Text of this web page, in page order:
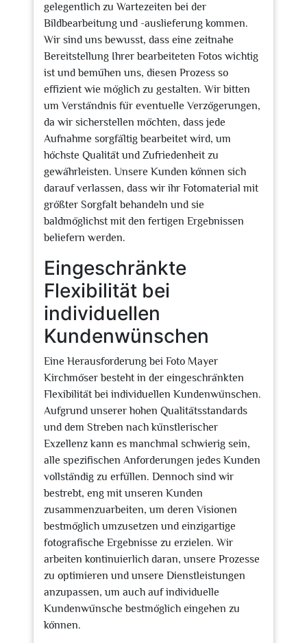
gelegentlich zu Wartezeiten bei der
Bildbearbeitung und -auslieferung kommen.
Wir sind uns bewusst, dass eine zeitnahe
Bereitstellung Ihrer bearbeiteten Fotos wichtig
ist und bemühen uns, diesen Prozess so
effizient wie möglich zu gestalten. Wir bitten
um Verständnis für eventuelle Verzögerungen,
da wir sicherstellen möchten, dass jede
Aufnahme sorgfältig bearbeitet wird, um
höchste Qualität und Zufriedenheit zu
gewährleisten. Unsere Kunden können sich
darauf verlassen, dass wir ihr Fotomaterial mit
größter Sorgfalt behandeln und sie
baldmöglichst mit den fertigen Ergebnissen
beliefern werden.
Eingeschränkte
Flexibilität bei
individuellen
Kundenwünschen
Eine Herausforderung bei Foto Mayer
Kirchmöser besteht in der eingeschränkten
Flexibilität bei individuellen Kundenwünschen.
Aufgrund unserer hohen Qualitätsstandards
und dem Streben nach künstlerischer
Exzellenz kann es manchmal schwierig sein,
alle spezifischen Anforderungen jedes Kunden
vollständig zu erfüllen. Dennoch sind wir
bestrebt, eng mit unseren Kunden
zusammenzuarbeiten, um deren Visionen
bestmöglich umzusetzen und einzigartige
fotografische Ergebnisse zu erzielen. Wir
arbeiten kontinuierlich daran, unsere Prozesse
zu optimieren und unsere Dienstleistungen
anzupassen, um auch auf individuelle
Kundenwünsche bestmöglich eingehen zu
können.